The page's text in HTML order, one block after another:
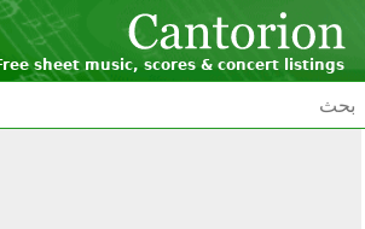
sheet music, scores & concert listings